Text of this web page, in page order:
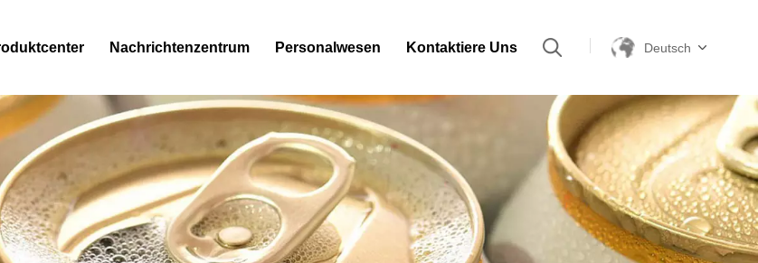
Nachrichtenzentrum Personalwesen Kontaktiere Uns Deutsch